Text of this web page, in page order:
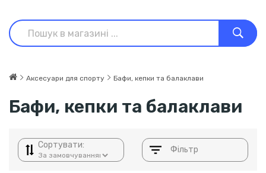
Аксесуари для спорту Бафи, кепки та балаклави
Бафи, кепки та балаклави
Сортувати: Фільтр